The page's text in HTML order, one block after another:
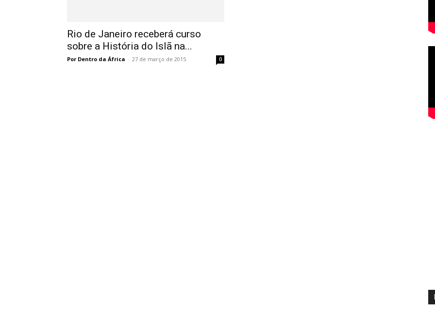
Rio de Janeiro receberá curso
sobre a História do Islã na...
Por Dentro da África - 27 de março de 2015 0